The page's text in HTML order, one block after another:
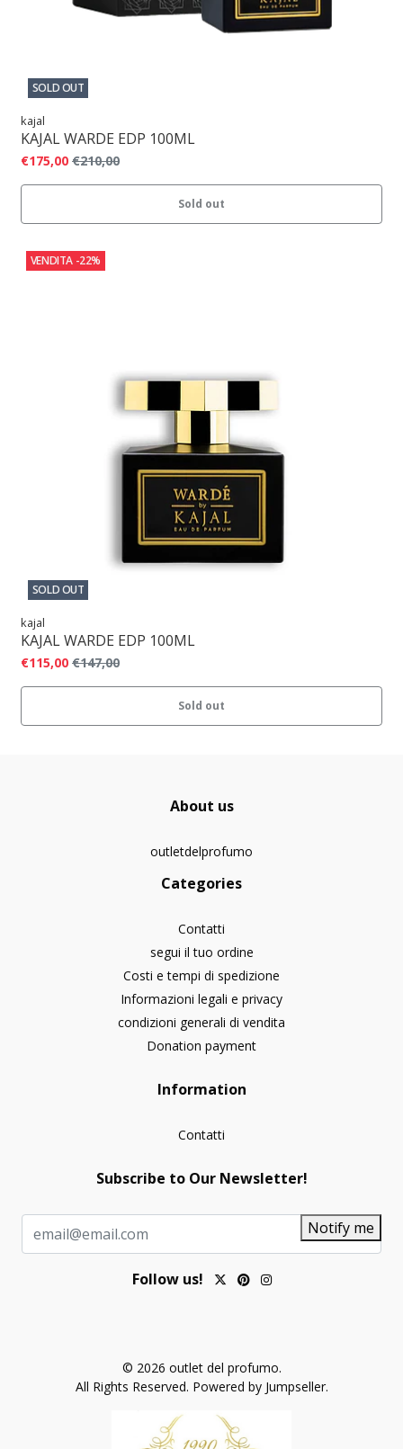
SOLD OUT
kajal
KAJAL WARDE EDP 100ML
€175,00 €210,00
Sold out
VENDITA -22%
SOLD OUT
kajal
KAJAL WARDE EDP 100ML
€115,00 €147,00
Sold out
About us
outletdelprofumo
Categories
Contatti
segui il tuo ordine
Costi e tempi di spedizione
Informazioni legali e privacy
condizioni generali di vendita
Donation payment
Information
Contatti
Subscribe to Our Newsletter!
Notify me
Follow us!
© 2026 outlet del profumo.
All Rights Reserved. Powered by Jumpseller.